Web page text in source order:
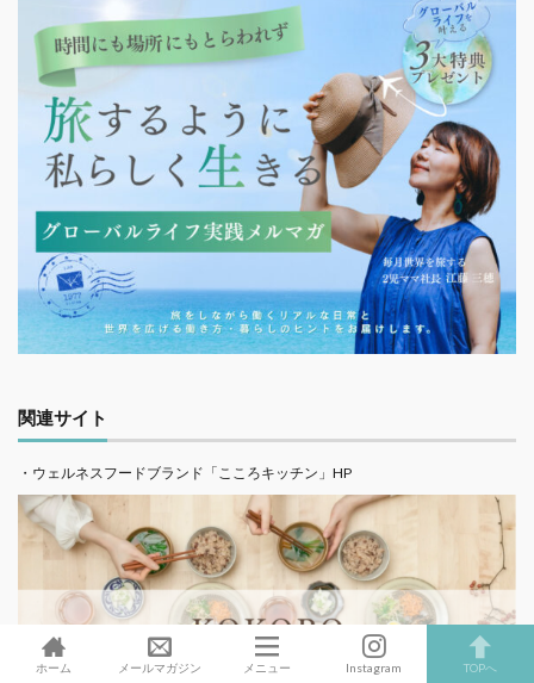
関連サイト
・ウェルネスフードブランド「こころキッチン」HP
ホーム メールマガジン メニュー Instagram TOPへ